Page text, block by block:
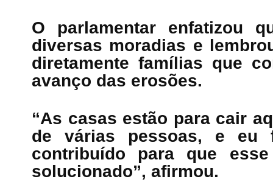
O parlamentar enfatizou
diversas moradias e
diretamente famílias que
avanço das erosões.
“As casas estão para cair
de várias pessoas, e
contribuído para que
solucionado”, afirmou.